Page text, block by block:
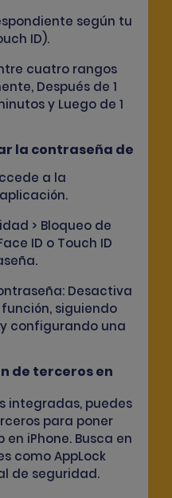
según tu
ID).
cuatro rangos
Después de 1
y Luego de 1
la contraseña de
a la
> Bloqueo de
ID o Touch ID
Desactiva
siguiendo
configurando una
de terceros en
integradas, puedes
para poner
iPhone. Busca en
comoAppLock
de seguridad.